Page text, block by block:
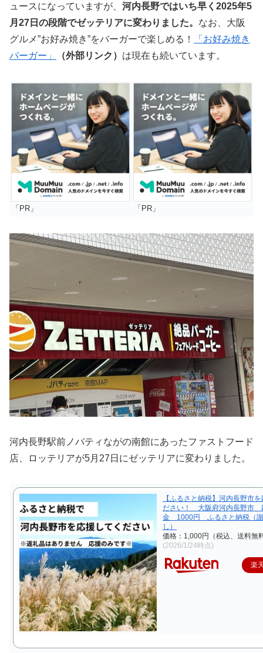
ュースになっていますが、 河内長野ではいち早く2025年5
月27日の段階でゼッテリアに変わりました。 なお、大阪
グルメ”お好み焼き”をバーガーで楽しめる！
「お好み焼き
バーガー」
（外部リンク） は現在も続いています。
「PR」 「PR」
河内長野駅前ノバティながの南館にあったファストフード
店、ロッテリアが5月27日にゼッテリアに変わりました。
【ふるさと納税】河内長野市
ださい！ 大阪府河内長野市
金 1000円 ふるさと納税（
し）
価格：1,000円（税込、送料無
(2026/1/24時点)
楽